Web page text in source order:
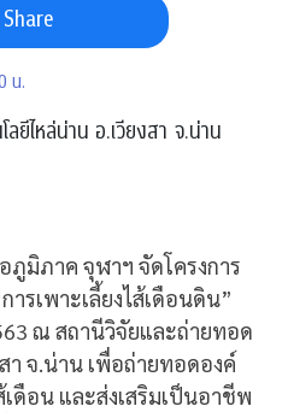
Share
น.
ลยีไหล่น่าน อ.เวียงสา จ.น่าน
ภูมิภาค จุฬาฯ จัดโครงการ
ารเพาะเลี้ยงไส้เดือนดิน”
ณ สถานีวิจัยและถ่ายทอด
า จ.น่าน เพื่อถ่ายทอดองค์
เดือน และส่งเสริมเป็นอาชีพ